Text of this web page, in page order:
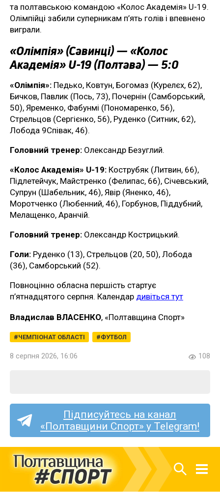
та полтавською командою «Колос Академія» U-19.
Олімпійці забили суперникам п’ять голів і впевнено
виграли.
«Олімпія» (Савинці) — «Колос
Академія» U-19 (Полтава) — 5:0
«Олімпія»: Педько, Ковтун, Богомаз (Курелєх, 62),
Бичков, Павлик (Пось, 73), Почернін (Самборський,
50), Яременко, Фабунмі (Пономаренко, 56),
Стрельцов (Сергієнко, 56), Руденко (Ситник, 62),
Лобода 9Співак, 46).
Головний тренер: Олександр Безуглий.
«Колос Академія» U-19: Кострубяк (Литвин, 66),
Підлетейчук, Майстренко (Фелипас, 66), Січевський,
Супрун (Шабельник, 46), Явір (Яненко, 46),
Моротченко (Любенний, 46), Горбунов, Піддубний,
Мелащенко, Аранчій.
Головний тренер: Олександр Кострицький.
Голи: Руденко (13), Стрельцов (20, 50), Лобода
(36), Самборський (52).
Повноцінно обласна першість стартує
п’ятнадцятого серпня. Календар дивіться тут
Владислав ВЛАСЕНКО, «Полтавщина Спорт»
ЧЕМПІОНАТ ОБЛАСТІ ФУТБОЛ
8 серпня 2026, 16:06 108
Підписуйтесь на канал
«Полтавщини Спорт» у Telegram!